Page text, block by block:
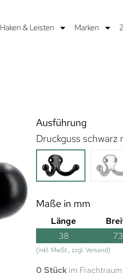
Haken & Leisten Marken
Ausführung
Druckguss
Maße in mm
Länge
38
73
(inkl. MwSt., zzgl. Versand)
0 Stück im Frachtraum